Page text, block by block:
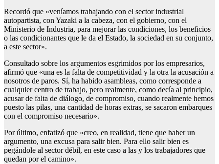
Recordó que «veníamos trabajando con el sector industrial
autopartista, con Yazaki a la cabeza, con el gobierno, con el
Ministerio de Industria, para mejorar las condiciones, los beneficios
o las condicionantes que le da el Estado, la sociedad en su conjunto,
a este sector».
Consultado sobre los argumentos esgrimidos por los empresarios,
afirmó que «una es la falta de competitividad y la otra la acusación a
nosotros de paros. Sí, ha habido asambleas, como corresponde a
cualquier centro de trabajo, pero realmente, como decía al principio,
acusar de falta de diálogo, de compromiso, cuando realmente hemos
puesto las pilas, una cantidad de horas extras, se sacaron embarques
con el compromiso necesario».
Por último, enfatizó que «creo, en realidad, tiene que haber un
argumento, una excusa para salir bien. Para ello salir bien es
pegándole al sector débil, en este caso a las y los trabajadores que
quedan por el camino».